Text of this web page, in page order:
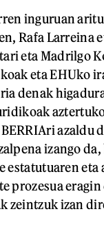
inguruan
Rafa Larreina
eta Madrilgo
eta EHUko
denak
azaldu
izango da,
estatutuaren
prozesua
zeintzuk izan